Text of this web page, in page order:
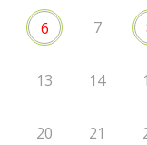
6 7
13 14
20 21